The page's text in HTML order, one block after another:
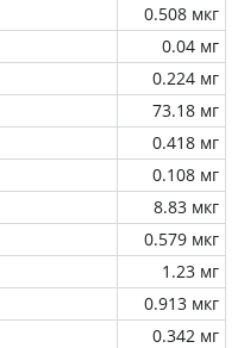
0.508 мкг
0.04 мг
0.224 мг
73.18 мг
0.418 мг
0.108 мг
8.83 мкг
0.579 мкг
1.23 мг
0.913 мкг
0.342 мг